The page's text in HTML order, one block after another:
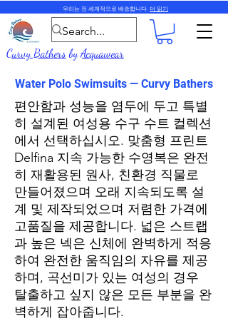
우리는 전 세계적으로 배송합니다. 더 읽기
Curvy BathersbyAcquawear
Water Polo Swimsuits — Curvy Bathers
편안함과 성능을 염두에 두고 특별
히 설계된 여성용 수구 수트 컬렉션
에서 선택하십시오. 맞춤형 프린트
Delfina 지속 가능한 수영복은 완전
히 재활용된 원사, 친환경 직물로
만들어졌으며 오래 지속되도록 설
계 및 제작되었으며 저렴한 가격에
고품질을 제공합니다. 넓은 스트랩
과 높은 넥은 신체에 완벽하게 적응
하여 완전한 움직임의 자유를 제공
하며, 곡선미가 있는 여성의 경우
탈출하고 싶지 않은 모든 부분을 완
벽하게 잡아줍니다.